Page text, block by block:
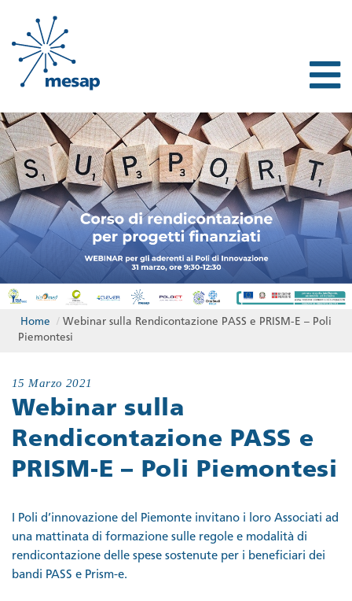
Home / Webinar sulla Rendicontazione PASS e PRISM-E – Poli
Piemontesi
15 Marzo 2021
Webinar sulla
Rendicontazione PASS e
PRISM-E – Poli Piemontesi
I Poli d’innovazione del Piemonte invitano i loro Associati ad
una mattinata di formazione sulle regole e modalità di
rendicontazione delle spese sostenute per i beneficiari dei
bandi PASS e Prism-e.